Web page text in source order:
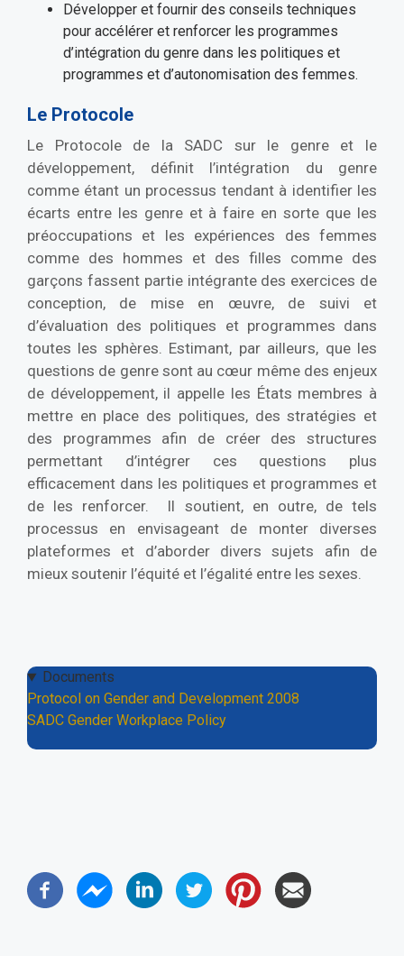
Développer et fournir des conseils techniques
pour accélérer et renforcer les programmes
d’intégration du genre dans les politiques et
programmes et d’autonomisation des femmes.
Le Protocole
Le Protocole de la SADC sur le genre et le
développement, définit l’intégration du genre
comme étant un processus tendant à identifier les
écarts entre les genre et à faire en sorte que les
préoccupations et les expériences des femmes
comme des hommes et des filles comme des
garçons fassent partie intégrante des exercices de
conception, de mise en œuvre, de suivi et
d’évaluation des politiques et programmes dans
toutes les sphères. Estimant, par ailleurs, que les
questions de genre sont au cœur même des enjeux
de développement, il appelle les États membres à
mettre en place des politiques, des stratégies et
des programmes afin de créer des structures
permettant d’intégrer ces questions plus
efficacement dans les politiques et programmes et
de les renforcer. Il soutient, en outre, de tels
processus en envisageant de monter diverses
plateformes et d’aborder divers sujets afin de
mieux soutenir l’équité et l’égalité entre les sexes.
Documents
Protocol on Gender and Development 2008
SADC Gender Workplace Policy